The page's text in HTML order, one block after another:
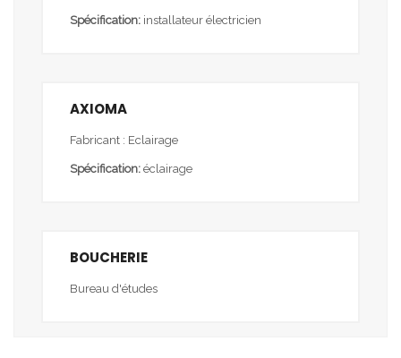
Spécification: installateur électricien
AXIOMA
Fabricant : Eclairage
Spécification: éclairage
BOUCHERIE
Bureau d'études